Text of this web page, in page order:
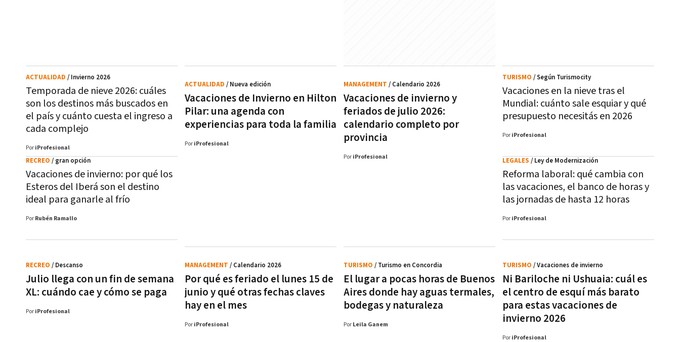
Temporada de nieve 2026: cuáles
son los destinos más buscados en
el país y cuánto cuesta el ingreso a
cada complejo
ACTUALIDAD / Invierno 2026
Por iProfesional
Vacaciones de invierno: por qué los
Esteros del Iberá son el destino
ideal para ganarle al frío
RECREO / gran opción
Por Rubén Ramallo
Vacaciones de Invierno en Hilton
Pilar: una agenda con
experiencias para toda la familia
ACTUALIDAD / Nueva edición
Por iProfesional
Vacaciones de invierno y
feriados de julio 2026:
calendario completo por
provincia
MANAGEMENT / Calendario 2026
Por iProfesional
Vacaciones en la nieve tras el
Mundial: cuánto sale esquiar y qué
presupuesto necesitás en 2026
TURISMO / Según Turismocity
Por iProfesional
Reforma laboral: qué cambia con
las vacaciones, el banco de horas y
las jornadas de hasta 12 horas
LEGALES / Ley de Modernización
Por iProfesional
Julio llega con un fin de semana
XL: cuándo cae y cómo se paga
RECREO / Descanso
Por iProfesional
Por qué es feriado el lunes 15 de
junio y qué otras fechas claves
hay en el mes
MANAGEMENT / Calendario 2026
Por iProfesional
El lugar a pocas horas de Buenos
Aires donde hay aguas termales,
bodegas y naturaleza
TURISMO / Turismo en Concordia
Por Leila Ganem
Ni Bariloche ni Ushuaia: cuál es
el centro de esquí más barato
para estas vacaciones de
invierno 2026
TURISMO / Vacaciones de invierno
Por iProfesional